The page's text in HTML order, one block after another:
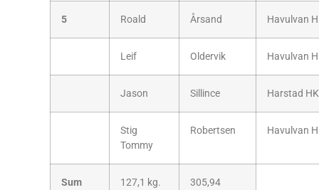
5 Roald Årsand Havulvan
Leif Oldervik Havulvan
Jason Sillince Harstad HK
Stig
Tommy
Robertsen Havulvan
Sum 127,1 kg. 305,94